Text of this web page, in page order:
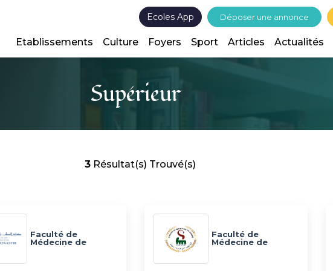
Ecoles App Déposer une annonce
Etablissements Culture Foyers Sport Articles Actualités
Supérieur
3 Résultat(s) Trouvé(s)
Faculté de
Médecine de
Monastir (FMM)
Faculté de
Médecine de